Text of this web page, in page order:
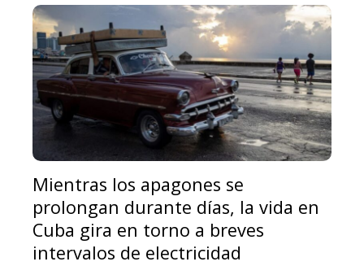
Mientras los apagones se
prolongan durante días, la vida en
Cuba gira en torno a breves
intervalos de electricidad